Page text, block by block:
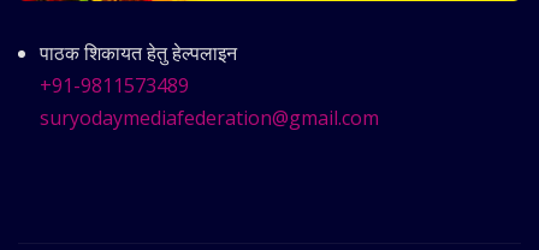
पाठक शिकायत हेतु हेल्पलाइन
+91-9811573489
suryodaymediafederation@gmail.com